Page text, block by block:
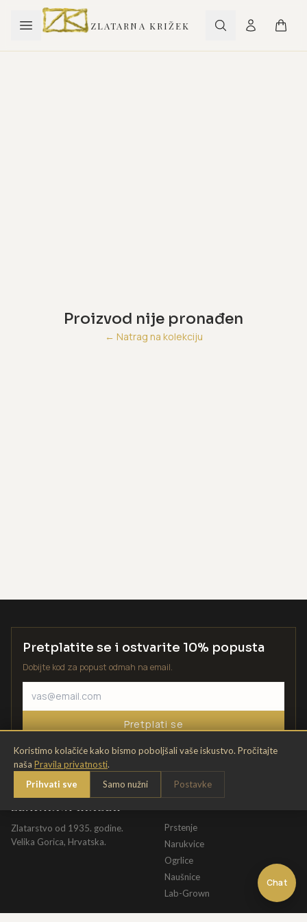
ZLATARNA KRIŽEK
Proizvod nije pronađen
← Natrag na kolekciju
Chat
Koristimo kolačiće kako bismo poboljšali vaše iskustvo. Pročitajte
naša Pravila privatnosti.
Prihvati sve
Samo nužni Postavke
Pretplatite se i ostvarite 10% popusta
Dobijte kod za popust odmah na email.
Pretplati se
Zlatarstvo od 1935. godine.
Velika Gorica, Hrvatska.
Prstenje
Narukvice
Ogrlice
Naušnice
Lab-Grown